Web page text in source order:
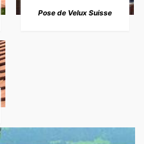
Pose de Velux Suisse